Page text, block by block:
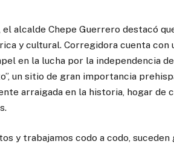
alcalde Chepe Guerrero destacó
y cultural. Corregidora cuenta con
en la lucha por la independencia
un sitio de gran importancia
arraigada en la historia, hogar de
y trabajamos codo a codo, suceden